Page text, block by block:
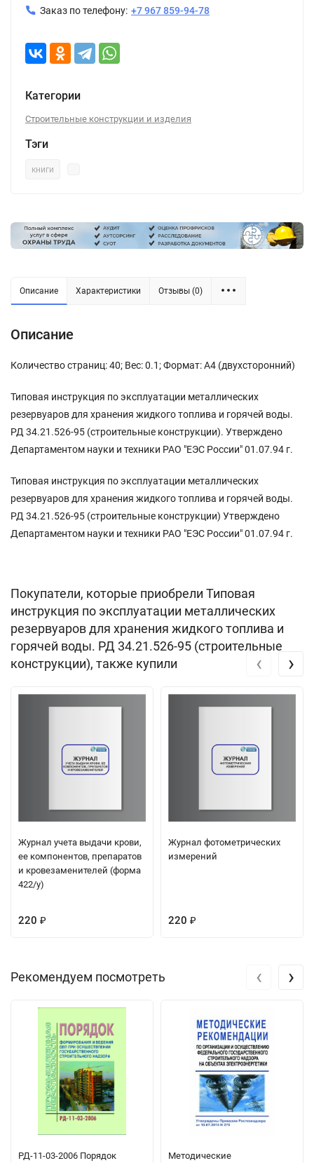
Заказ по телефону: +7 967 859-94-78
Категории
Строительные конструкции и изделия
Тэги
книги
Описание Характеристики Отзывы (0)
Описание
Количество страниц: 40; Вес: 0.1; Формат: А4 (двухсторонний)
Типовая инструкция по эксплуатации металлических
резервуаров для хранения жидкого топлива и горячей воды.
РД 34.21.526-95 (строительные конструкции). Утверждено
Департаментом науки и техники РАО "ЕЭС России" 01.07.94 г.
Типовая инструкция по эксплуатации металлических
резервуаров для хранения жидкого топлива и горячей воды.
РД 34.21.526-95 (строительные конструкции) Утверждено
Департаментом науки и техники РАО "ЕЭС России" 01.07.94 г.
Покупатели, которые приобрели Типовая
инструкция по эксплуатации металлических
резервуаров для хранения жидкого топлива и
горячей воды. РД 34.21.526-95 (строительные
конструкции), также купили
Журнал учета выдачи крови,
ее компонентов, препаратов
и кровезаменителей (форма
422/у)
220 ₽
Журнал фотометрических
измерений
220 ₽
‹ ›
Рекомендуем посмотреть
РД-11-03-2006 Порядок
Методические
‹ ›